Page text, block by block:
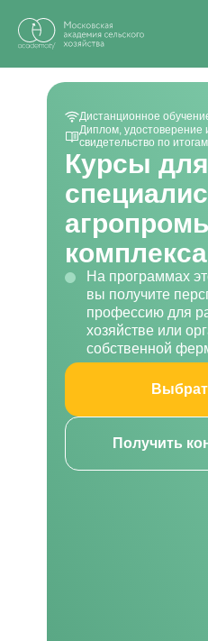
Главная / Все курсы
Для специалистов
Дистанционное
Диплом, удостоверение
свидетельство по
Курсы для
комплекса
На программах
вы получите
профессию для
хозяйстве или
собственной
Получить